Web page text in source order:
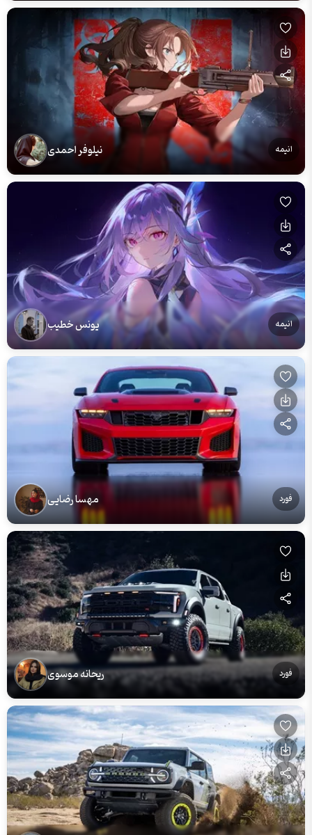
انیمه نیلوفر احمدی
انیمه یونس خطیب
فورد مهسا رضایی
فورد ریحانه موسوی